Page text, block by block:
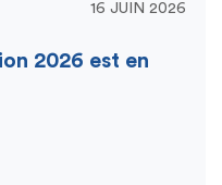
16 JUIN 2026
2026 est en